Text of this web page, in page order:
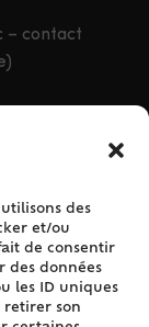
des
et/ou
de consentir
des données
les ID uniques
retirer son
– contact